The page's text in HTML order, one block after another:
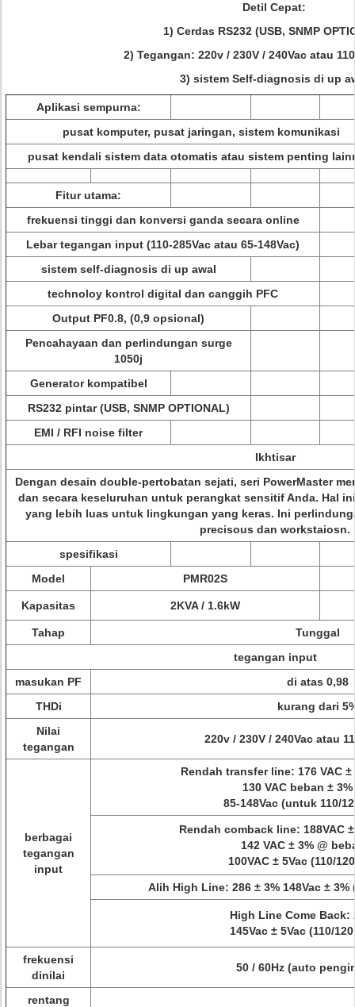
Detil Cepat:
1) Cerdas RS232 (USB, SNMP
2) Tegangan: 220v / 230V / 240Vac atau
3) sistem Self-diagnosis di up
Aplikasi sempurna:
pusat komputer, pusat jaringan, sistem komunikasi
pusat kendali sistem data otomatis atau sistem penting
Fitur utama:
frekuensi tinggi dan konversi ganda secara online
Lebar tegangan input (110-285Vac atau 65-148Vac)
sistem self-diagnosis di up awal
technoloy kontrol digital dan canggih PFC
Output PF0.8, (0,9 opsional)
Pencahayaan dan perlindungan surge
1050j
Generator kompatibel
RS232 pintar (USB, SNMP OPTIONAL)
EMI / RFI noise filter
Ikhtisar
Dengan desain double-pertobatan sejati, seri PowerMaster
dan secara keseluruhan untuk perangkat sensitif Anda. Hal
yang lebih luas untuk lingkungan yang keras. Ini
precisous dan workstaiosn.
spesifikasi
Model
PMR02S
Kapasitas 2KVA / 1.6kW
Tahap
Tunggal
tegangan input
masukan PF
di atas 0,98
THDi
kurang dari
Nilai
tegangan
220v / 230V / 240Vac atau
berbagai
tegangan
input
Rendah transfer line: 176 VAC ±
130 VAC beban ± 3%
85-148Vac (untuk 110/
Rendah comback line: 188VAC
142 VAC ± 3% @
100VAC ± 5Vac (110/
Alih High Line: 286 ± 3% 148Vac ±
High Line Come Back:
145Vac ± 5Vac (110/
frekuensi
dinilai
50 / 60Hz (auto
rentang